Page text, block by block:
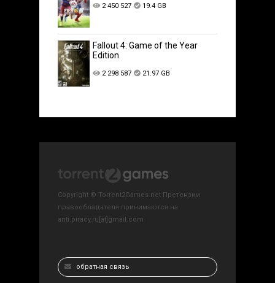
2 450 527 19.4 GB
Fallout 4: Game of the Year
Edition
2 298 587 21.97 GB
Copyright © Torrent2Games.net Претензии
правообладателя принимаются на
anti.piracy.ru[at]gmail.com
обратная связь